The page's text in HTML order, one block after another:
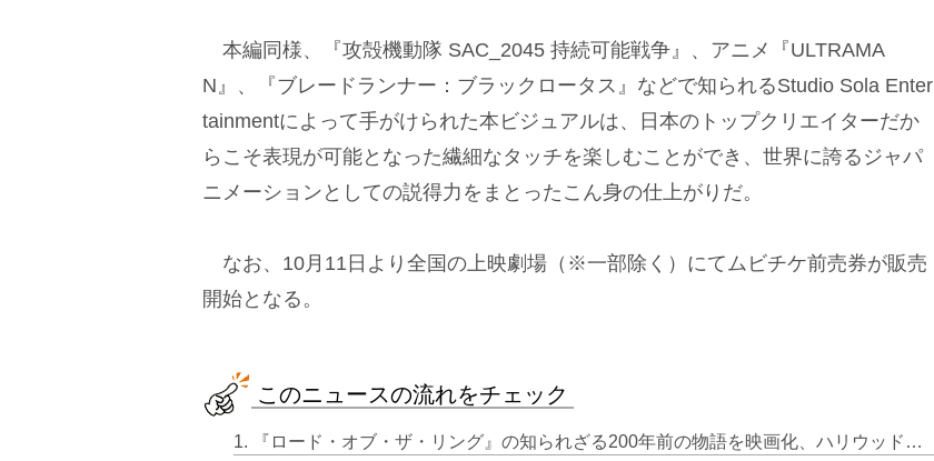
本編同様、『攻殻機動隊 SAC_2045 持続可能戦争』、アニメ『ULTRAMA
N』、『ブレードランナー：ブラックロータス』などで知られるStudio Sola Enter
tainmentによって手がけられた本ビジュアルは、日本のトップクリエイターだか
らこそ表現が可能となった繊細なタッチを楽しむことができ、世界に誇るジャパ
ニメーションとしての説得力をまとったこん身の仕上がりだ。
なお、10月11日より全国の上映劇場（※一部除く）にてムビチケ前売券が販売
開始となる。
このニュースの流れをチェック
1. 『ロード・オブ・ザ・リング』の知られざる200年前の物語を映画化、ハリウッド超大作に神山健治監督を抜てき【コメントあり】